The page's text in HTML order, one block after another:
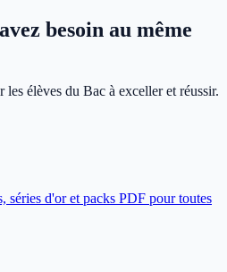
besoin au même
élèves du Bac à exceller et réussir.
séries d'or et packs PDF pour toutes